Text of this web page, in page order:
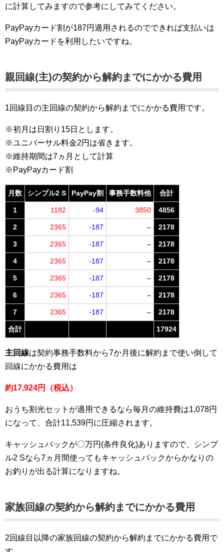
に計算してみますので参考にしてみてください。
PayPayカード割が187円適用されるのでできれば支払いは
PayPayカードを利用したいですね。
親回線(主)の契約から解約までにかかる費用
1回線目の主回線の契約から解約までにかかる費用です。
※初月は日割り15日とします。
※ユニバーサル料金2円は省きます。
※維持期間は7ヵ月として計算
※PayPayカード割
月数 シンプル2 S PayPay割 事務手数料他 合計
1 1182 -94 3850 4856
2 2365 -187 – 2178
3 2365 -187 – 2178
4 2365 -187 – 2178
5 2365 -187 – 2178
6 2365 -187 – 2178
7 2365 -187 – 2178
合計 17924
主回線は契約事務手数料から7か月後に解約まで使い倒して
回線にかかる費用は
約17,924円（税込）
おうち割光セットが適用できるなら毎月の維持費は1,078円
になって、合計11,539円に圧縮されます。
キャッシュバックが〇万円(条件良化)ありますので、シンプ
ル2 Sなら7ヵ月間使ってもキャッシュバックからかなりの
お釣りが出る計算になりますね。
家族回線の契約から解約までにかかる費用
2回線目以降の家族回線の契約から解約までにかかる費用で